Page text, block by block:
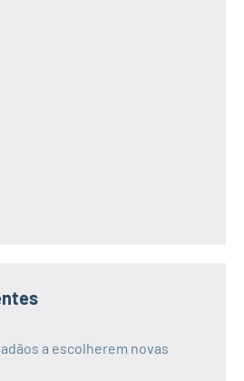
a escolherem novas